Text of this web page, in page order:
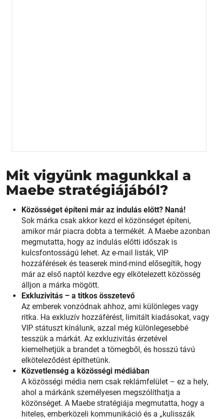
Mit vigyünk magunkkal a
Maebe stratégiájából?
Közösséget építeni már az indulás előtt? Naná!
Sok márka csak akkor kezd el közönséget építeni,
amikor már piacra dobta a termékét. A Maebe azonban
megmutatta, hogy az indulás előtti időszak is
kulcsfontosságú lehet. Az e-mail listák, VIP
hozzáférések és teaserek mind-mind elősegítik, hogy
már az első naptól kezdve egy elkötelezett közösség
álljon a márka mögött.
Exkluzivitás – a titkos összetevő
Az emberek vonzódnak ahhoz, ami különleges vagy
ritka. Ha exkluzív hozzáférést, limitált kiadásokat, vagy
VIP státuszt kínálunk, azzal még különlegesebbé
tesszük a márkát. Az exkluzivitás érzetével
kiemelhetjük a brandet a tömegből, és hosszú távú
elköteleződést építhetünk.
Közvetlenség a közösségi médiában
A közösségi média nem csak reklámfelület – ez a hely,
ahol a márkánk személyesen megszólíthatja a
közönséget. A Maebe stratégiája megmutatta, hogy a
hiteles, emberközeli kommunikáció és a „kulisszák